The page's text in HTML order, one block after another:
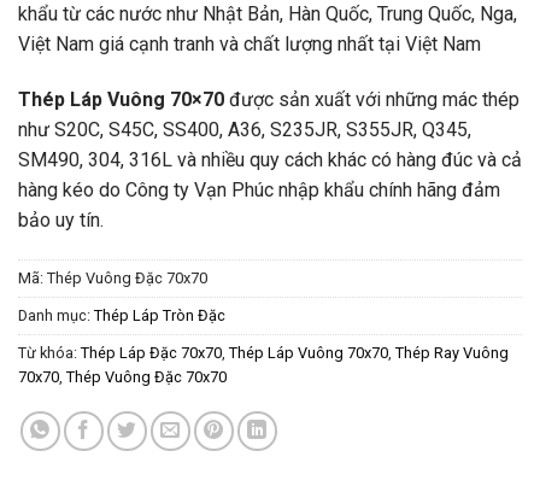
khẩu từ các nước như Nhật Bản, Hàn Quốc, Trung Quốc, Nga,
Việt Nam giá cạnh tranh và chất lượng nhất tại Việt Nam
Thép Láp Vuông 70×70 được sản xuất với những mác thép
như S20C, S45C, SS400, A36, S235JR, S355JR, Q345,
SM490, 304, 316L và nhiều quy cách khác có hàng đúc và cả
hàng kéo do Công ty Vạn Phúc nhập khẩu chính hãng đảm
bảo uy tín.
Mã: Thép Vuông Đặc 70x70
Danh mục: Thép Láp Tròn Đặc
Từ khóa: Thép Láp Đặc 70x70, Thép Láp Vuông 70x70, Thép Ray Vuông
70x70, Thép Vuông Đặc 70x70